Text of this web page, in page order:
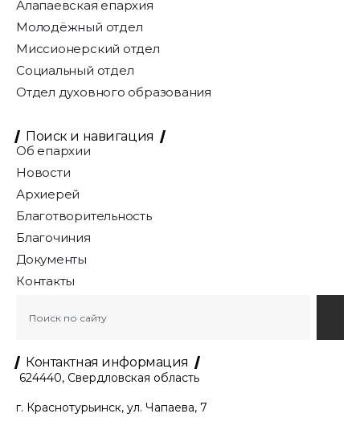
Алапаевская епархия
Молодёжный отдел
Миссионерский отдел
Социальный отдел
Отдел духовного образования
Поиск и навигация
Об епархии
Новости
Архиерей
Благотворительность
Благочиния
Документы
Контакты
Контактная информация
624440, Свердловская область
г. Краснотурьинск, ул. Чапаева, 7